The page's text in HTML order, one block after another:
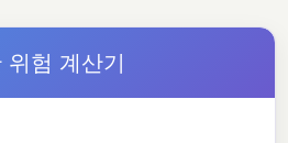
위험 계산기